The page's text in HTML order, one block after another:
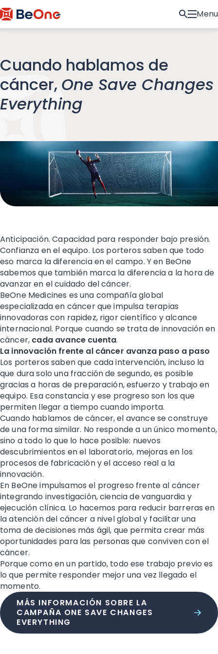
Menu
Cuando hablamos de
cáncer, One Save Changes
Everything
Anticipación. Capacidad para responder bajo presión.
Confianza en el equipo. Los porteros saben que todo
eso marca la diferencia en el campo. Y en BeOne
sabemos que también marca la diferencia a la hora de
avanzar en el cuidado del cáncer.
BeOne Medicines es una compañía global
especializada en cáncer que impulsa terapias
innovadoras con rapidez, rigor científico y alcance
internacional. Porque cuando se trata de innovación en
cáncer, cada avance cuenta.
La innovación frente al cáncer avanza paso a paso
Los porteros saben que cada intervención, incluso la
que dura solo una fracción de segundo, es posible
gracias a horas de preparación, esfuerzo y trabajo en
equipo. Esa constancia y ese progreso son los que
permiten llegar a tiempo cuando importa.
Cuando hablamos de cáncer, el avance se construye
de una forma similar. No responde a un único momento,
sino a todo lo que lo hace posible: nuevos
descubrimientos en el laboratorio, mejoras en los
procesos de fabricación y el acceso real a la
innovación.
En BeOne impulsamos el progreso frente al cáncer
integrando investigación, ciencia de vanguardia y
ejecución clínica. Lo hacemos para reducir barreras en
la atención del cáncer a nivel global y facilitar una
toma de decisiones más ágil, que permita crear más
oportunidades para las personas que conviven con el
cáncer.
Porque como en un partido, todo ese trabajo previo es
lo que permite responder mejor una vez llegado el
momento.
MÁS INFORMACIÓN SOBRE LA
CAMPAÑA ONE SAVE CHANGES
EVERYTHING